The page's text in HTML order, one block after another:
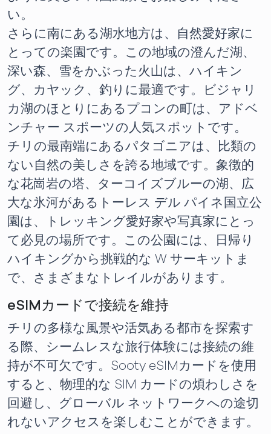
い。
さらに南にある湖水地方は、自然愛好家に
とっての楽園です。この地域の澄んだ湖、
深い森、雪をかぶった火山は、ハイキン
グ、カヤック、釣りに最適です。ビジャリ
カ湖のほとりにあるプコンの町は、アドベ
ンチャー スポーツの人気スポットです。
チリの最南端にあるパタゴニアは、比類の
ない自然の美しさを誇る地域です。象徴的
な花崗岩の塔、ターコイズブルーの湖、広
大な氷河があるトーレス デル パイネ国立公
園は、トレッキング愛好家や写真家にとっ
て必見の場所です。この公園には、日帰り
ハイキングから挑戦的な W サーキットま
で、さまざまなトレイルがあります。
eSIMカードで接続を維持
チリの多様な風景や活気ある都市を探索す
る際、シームレスな旅行体験には接続の維
持が不可欠です。Sooty eSIMカードを使用
すると、物理的な SIM カードの煩わしさを
回避し、グローバル ネットワークへの途切
れないアクセスを楽しむことができます。